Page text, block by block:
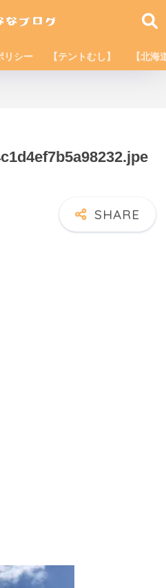
リシー 【テントむし】 【北海